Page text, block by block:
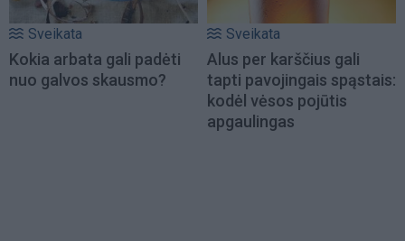
Sveikata
Kokia arbata gali padėti
nuo galvos skausmo?
Sveikata
Alus per karščius gali
tapti pavojingais spąstais:
kodėl vėsos pojūtis
apgaulingas